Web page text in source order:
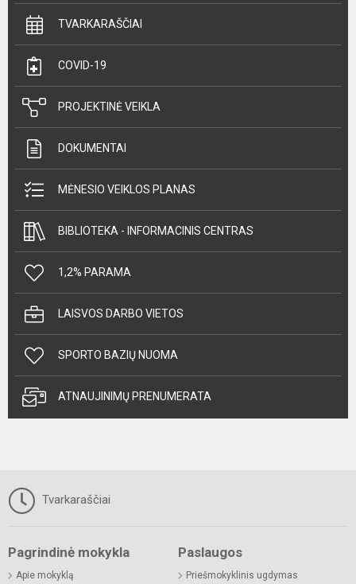
TVARKARAŠČIAI
COVID-19
PROJEKTINĖ VEIKLA
DOKUMENTAI
MĖNESIO VEIKLOS PLANAS
BIBLIOTEKA - INFORMACINIS CENTRAS
1,2% PARAMA
LAISVOS DARBO VIETOS
SPORTO BAZIŲ NUOMA
ATNAUJINIMŲ PRENUMERATA
Tvarkaraščiai
Pagrindinė mokykla
Apie mokyklą
Paslaugos
Priešmokyklinis ugdymas